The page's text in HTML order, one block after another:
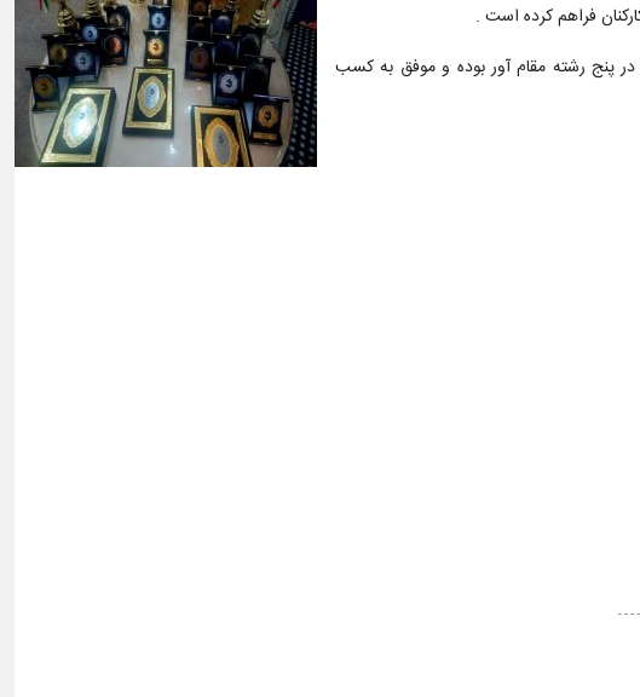
فراهم کرده است .
کرده و در پنج رشته مقام آور بوده و موفق به کسب